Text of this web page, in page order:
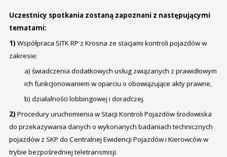
Uczestnicy spotkania zostaną zapoznani z następującymi
tematami:
1) Współpraca SITK RP z Krosna ze stacjami kontroli pojazdów w
zakresie:
a) świadczenia dodatkowych usług związanych z prawidłowym
ich funkcjonowaniem w oparciu o obowiązujące akty prawne,
b) działalności lobbingowej i doradczej.
2) Procedury uruchomienia w Stacji Kontroli Pojazdów środowiska
do przekazywania danych o wykonanych badaniach technicznych
pojazdów z SKP do Centralnej Ewidencji Pojazdów i Kierowców w
trybie bezpośredniej teletransmisji.